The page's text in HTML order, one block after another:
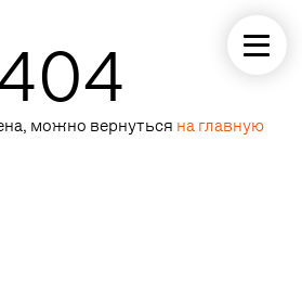
можно вернуться на главную